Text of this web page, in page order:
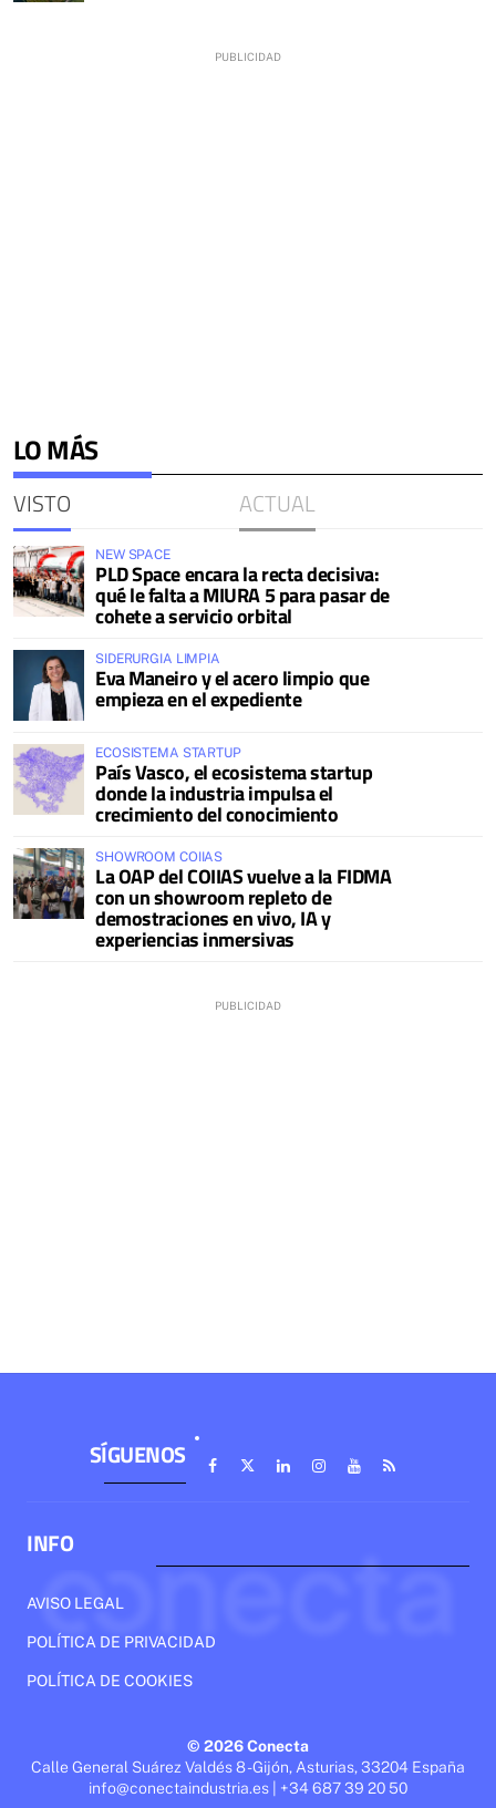
LO MÁS
VISTO ACTUAL
NEW SPACE
PLD Space encara la recta decisiva:
qué le falta a MIURA 5 para pasar de
cohete a servicio orbital
SIDERURGIA LIMPIA
Eva Maneiro y el acero limpio que
empieza en el expediente
ECOSISTEMA STARTUP
País Vasco, el ecosistema startup
donde la industria impulsa el
crecimiento del conocimiento
SHOWROOM COIIAS
La OAP del COIIAS vuelve a la FIDMA
con un showroom repleto de
demostraciones en vivo, IA y
experiencias inmersivas
SÍGUENOS
INFO
AVISO LEGAL
POLÍTICA DE PRIVACIDAD
POLÍTICA DE COOKIES
© 2026 Conecta
Calle General Suárez Valdés 8 - Gijón, Asturias, 33204 España
info@conectaindustria.es | +34 687 39 20 50